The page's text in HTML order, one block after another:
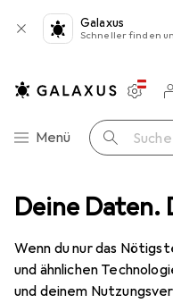
Deine Daten.
Wenn du nur das
und ähnlichen
und deinem
Galaxus
Schneller finden
Navigation nach
Menü Suche
+ Bohren
EUR
23,90
60 mm